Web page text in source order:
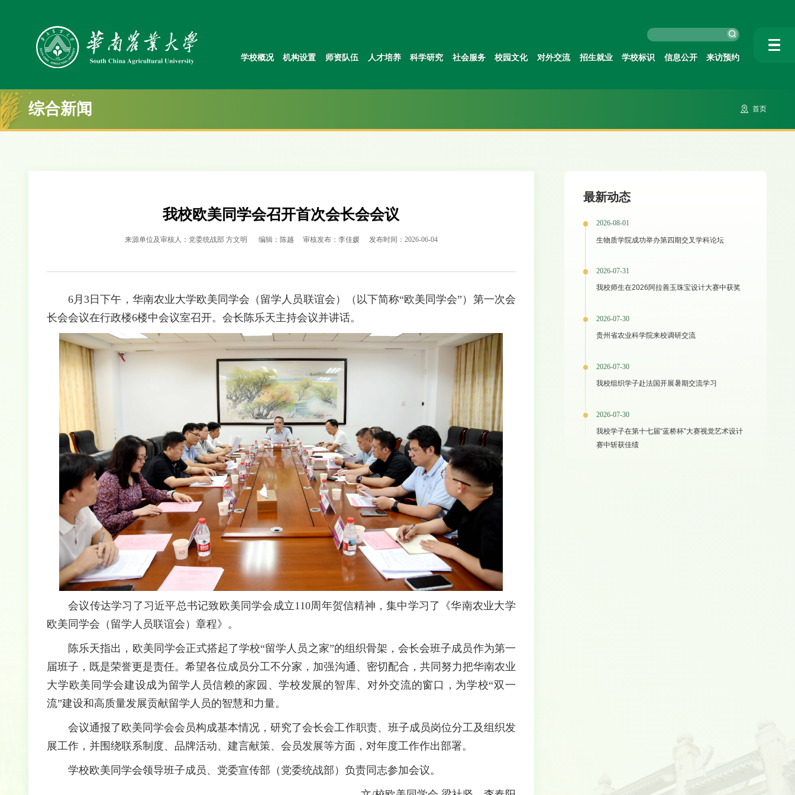
学校概况 机构设置 师资队伍 人才培养 科学研究 社会服务 校园文化 对外交流 招生就业 学校标识 信息公开 来访预约
综合新闻 首页
我校欧美同学会召开首次会长会会议
来源单位及审核人：党委统战部 方文明 编辑：陈越 审核发布：李佳媛 发布时间：2026-06-04
6月3日下午，华南农业大学欧美同学会（留学人员联谊会）（以下简称“欧美同学会”）第一次会
长会会议在行政楼6楼中会议室召开。会长陈乐天主持会议并讲话。
会议传达学习了习近平总书记致欧美同学会成立110周年贺信精神，集中学习了《华南农业大学
欧美同学会（留学人员联谊会）章程》。
陈乐天指出，欧美同学会正式搭起了学校“留学人员之家”的组织骨架，会长会班子成员作为第一
届班子，既是荣誉更是责任。希望各位成员分工不分家，加强沟通、密切配合，共同努力把华南农业
大学欧美同学会建设成为留学人员信赖的家园、学校发展的智库、对外交流的窗口，为学校“双一
流”建设和高质量发展贡献留学人员的智慧和力量。
会议通报了欧美同学会会员构成基本情况，研究了会长会工作职责、班子成员岗位分工及组织发
展工作，并围绕联系制度、品牌活动、建言献策、会员发展等方面，对年度工作作出部署。
学校欧美同学会领导班子成员、党委宣传部（党委统战部）负责同志参加会议。
最新动态
2026-08-01
生物质学院成功举办第四期交叉学科论坛
2026-07-31
我校师生在2026阿拉善玉珠宝设计大赛中获奖
2026-07-30
贵州省农业科学院来校调研交流
2026-07-30
我校组织学子赴法国开展暑期交流学习
2026-07-30
我校学子在第十七届“蓝桥杯”大赛视觉艺术设计
赛中斩获佳绩